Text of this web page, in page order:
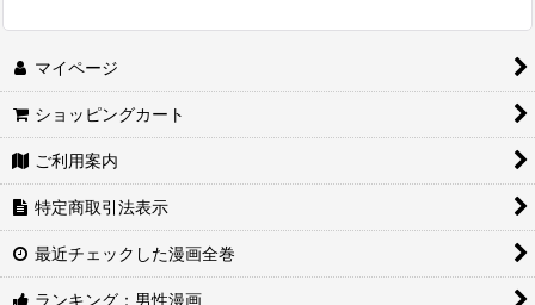
マイページ
ショッピングカート
ご利用案内
特定商取引法表示
最近チェックした漫画全巻
ランキング：男性漫画